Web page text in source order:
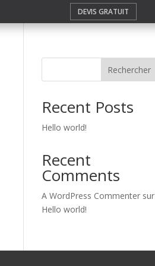
DEVIS GRATUIT
Rechercher
Recent Posts
Hello world!
Recent
Comments
A WordPress Commenter sur
Hello world!